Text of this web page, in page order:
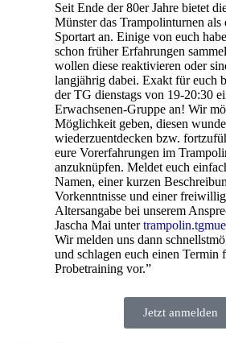
Seit Ende der 80er Jahre bietet
Münster das Trampolinturnen als
Sportart an. Einige von euch
schon früher Erfahrungen
wollen diese reaktivieren oder
langjährig dabei. Exakt für euch
der TG dienstags von 19-20:30
Erwachsenen-Gruppe an! Wir
Möglichkeit geben, diesen
wiederzuentdecken bzw.
eure Vorerfahrungen im
anzuknüpfen. Meldet euch
Namen, einer kurzen
Vorkenntnisse und einer
Altersangabe bei unserem
Jascha Mai unter
Wir melden uns dann
und schlagen euch einen Termin
Probetraining vor.”
Jetzt anmelden